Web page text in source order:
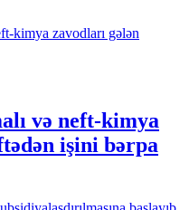
və neft-kimya
işini bərpa